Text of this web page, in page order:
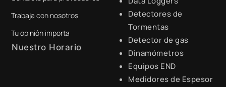
digital@zamtsu.com
Trabaja con nosotros
Tu opinión importa
Nuestro Horario
Detectores de
Tormentas
Detector de gas
Dinamómetros
Equipos END
Medidores de Espesor